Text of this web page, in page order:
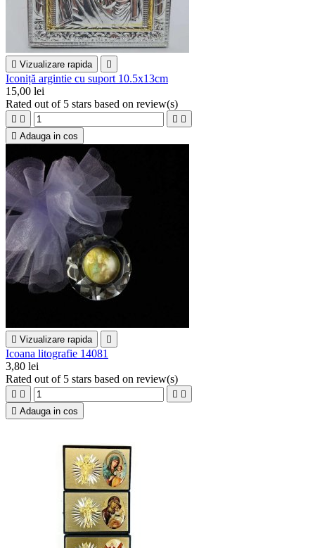
 Vizualizare rapida 
Iconiță argintie cu suport 10.5x13cm
15,00 lei
Rated out of 5 stars based on review(s)
   
 Adauga in cos
 Vizualizare rapida 
Icoana litografie 14081
3,80 lei
Rated out of 5 stars based on review(s)
   
 Adauga in cos